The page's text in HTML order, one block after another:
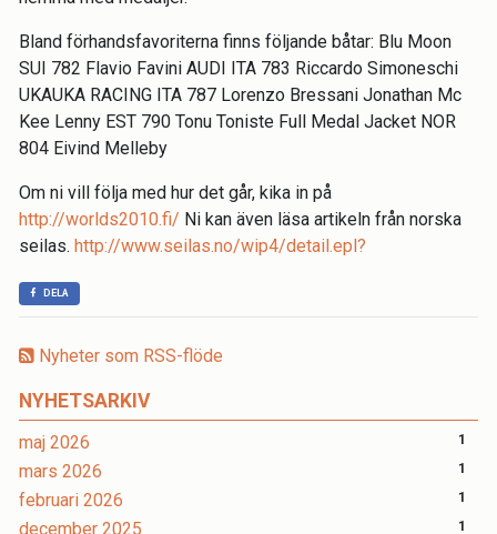
Nyheter som RSS-flöde
NYHETSARKIV
maj 2026 1
mars 2026 1
februari 2026 1
december 2025 1
Bland förhandsfavoriterna finns följande båtar: Blu Moon
SUI 782 Flavio Favini AUDI ITA 783 Riccardo Simoneschi
UKAUKA RACING ITA 787 Lorenzo Bressani Jonathan Mc
Kee Lenny EST 790 Tonu Toniste Full Medal Jacket NOR
804 Eivind Melleby
Om ni vill följa med hur det går, kika in på
http://worlds2010.fi/ Ni kan även läsa artikeln från norska
seilas. http://www.seilas.no/wip4/detail.epl?
DELA